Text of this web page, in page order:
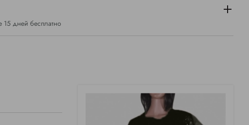
15 дней бесплатно